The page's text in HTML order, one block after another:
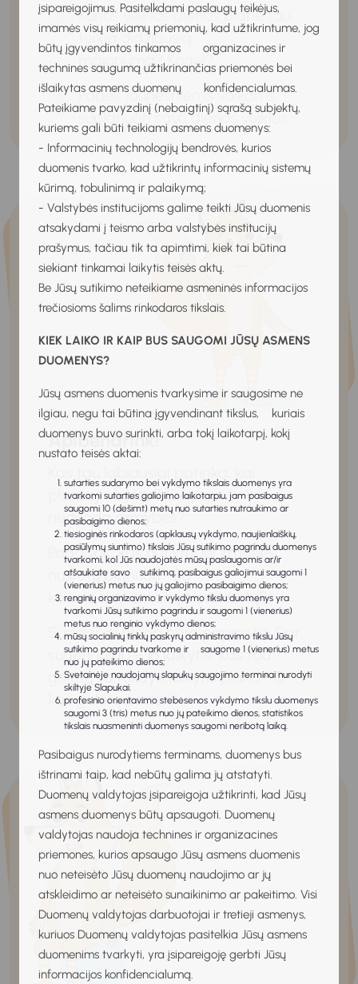
įsipareigojimus. Pasitelkdami paslaugų teikėjus,
imamės visų reikiamų priemonių, kad užtikrintume, jog
būtų įgyvendintos tinkamos organizacines ir
technines saugumą užtikrinančias priemonės bei
išlaikytas asmens duomenų konfidencialumas.
Pateikiame pavyzdinį (nebaigtinį) sąrašą subjektų,
kuriems gali būti teikiami asmens duomenys:
- Informacinių technologijų bendrovės, kurios
duomenis tvarko, kad užtikrintų informacinių sistemų
kūrimą, tobulinimą ir palaikymą;
- Valstybės institucijoms galime teikti Jūsų duomenis
atsakydami į teismo arba valstybės institucijų
prašymus, tačiau tik ta apimtimi, kiek tai būtina
siekiant tinkamai laikytis teisės aktų.
Be Jūsų sutikimo neteikiame asmeninės informacijos
trečiosioms šalims rinkodaros tikslais.
KIEK LAIKO IR KAIP BUS SAUGOMI JŪSŲ ASMENS
DUOMENYS?
Jūsų asmens duomenis tvarkysime ir saugosime ne
ilgiau, negu tai būtina įgyvendinant tikslus, kuriais
duomenys buvo surinkti, arba tokį laikotarpį, kokį
nustato teisės aktai:
sutarties sudarymo bei vykdymo tikslais duomenys yra
tvarkomi sutarties galiojimo laikotarpiu, jam pasibaigus
saugomi 10 (dešimt) metų nuo sutarties nutraukimo ar
pasibaigimo dienos;
tiesioginės rinkodaros (apklausų vykdymo, naujienlaiškių,
pasiūlymų siuntimo) tikslais Jūsų sutikimo pagrindu duomenys
tvarkomi, kol Jūs naudojatės mūsų paslaugomis ar/ir
atšaukiate savo sutikimą, pasibaigus galiojimui saugomi 1
(vienerius) metus nuo jų galiojimo pasibaigimo dienos;
renginių organizavimo ir vykdymo tikslu duomenys yra
tvarkomi Jūsų sutikimo pagrindu ir saugomi 1 (vienerius)
metus nuo renginio vykdymo dienos;
mūsų socialinių tinklų paskyrų administravimo tikslu Jūsų
sutikimo pagrindu tvarkome ir saugome 1 (vienerius) metus
nuo jų pateikimo dienos;
Svetainėje naudojamų slapukų saugojimo terminai nurodyti
skiltyje Slapukai.
profesinio orientavimo stebėsenos vykdymo tikslu duomenys
saugomi 3 (tris) metus nuo jų pateikimo dienos, statistikos
tikslais nuasmeninti duomenys saugomi neribotą laiką.
Pasibaigus nurodytiems terminams, duomenys bus
ištrinami taip, kad nebūtų galima jų atstatyti.
Duomenų valdytojas įsipareigoja užtikrinti, kad Jūsų
asmens duomenys būtų apsaugoti. Duomenų
valdytojas naudoja technines ir organizacines
priemones, kurios apsaugo Jūsų asmens duomenis
nuo neteisėto Jūsų duomenų naudojimo ar jų
atskleidimo ar neteisėto sunaikinimo ar pakeitimo. Visi
Duomenų valdytojas darbuotojai ir tretieji asmenys,
kuriuos Duomenų valdytojas pasitelkia Jūsų asmens
duomenims tvarkyti, yra įsipareigoję gerbti Jūsų
informacijos konfidencialumą.
Kurios veiklos dienos plane tau
teikia didžiausią
malonumą? Kodėl?
Padėk jaunesniems vaikams
suplanuoti savo dienos veiklas.
Apibendrink!
planuoji veiklas? O kas
neduoda ramybės?
Pagalvok, kas nutiktų, jei žmonės
nustotų planuoti? Su
kokiais sunkumais jie susidurtų?
Susidaryti planą nėra paprasta. Dar
sudėtingiau – jo laikytis. Kas tau
galėtų sutrukdyti laikytis plano? O
kas galėtų padėti?